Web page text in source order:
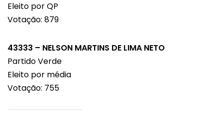
Eleito por QP
Votação: 879
43333 – NELSON MARTINS DE LIMA NETO
Partido Verde
Eleito por média
Votação: 755